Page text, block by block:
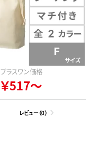
プラスワン価格
￥517～
レビュー（0）